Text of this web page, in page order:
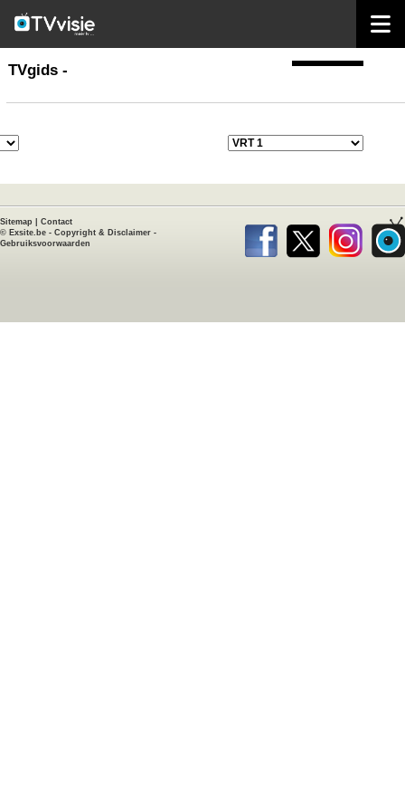
TVgids
TVgids -
Sitemap
Contact
© Exsite.be - Copyright & Disclaimer -
Gebruiksvoorwaarden